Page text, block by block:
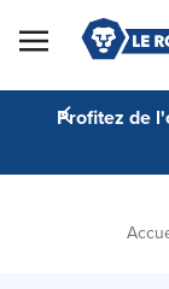
Skip to Content
Profitez de